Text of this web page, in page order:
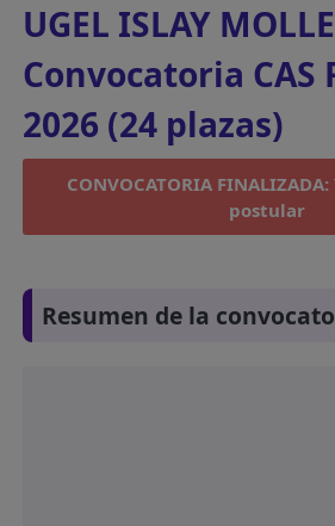
UGEL ISLAY
Convocatoria CAS
2026 (24 plazas)
CONVOCATORIA
postular
Resumen de la